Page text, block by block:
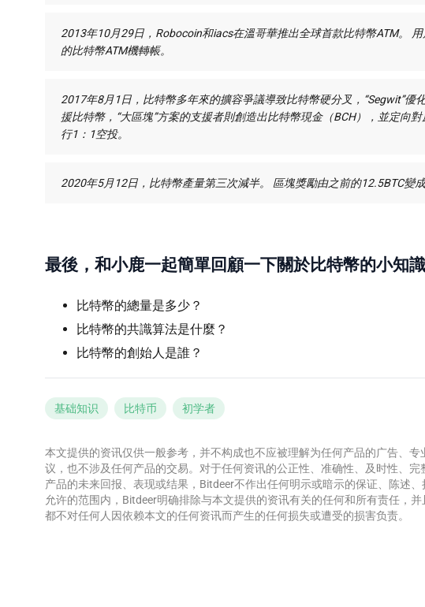
2013年10月29日，Robocoin和iacs在溫哥華推出全球首款比特幣ATM。
的比特幣ATM機轉帳。
2017年8月1日，比特幣多年來的擴容爭議導致比特幣硬分叉，“Segwit”優
援比特幣，“大區塊”方案的支援者則創造出比特幣現金（BCH），並定向
行1：1空投。
2020年5月12日，比特幣產量第三次減半。 區塊獎勵由之前的12.5BTC變成
最後，和小鹿一起簡單回顧一下關於比特幣的小知識
比特幣的總量是多少？
比特幣的共識算法是什麼？
比特幣的創始人是誰？
基础知识 比特币 初学者
本文提供的资讯仅供一般参考，并不构成也不应被理解为任何产品的广告、专
议，也不涉及任何产品的交易。对于任何资讯的公正性、准确性、及时性、
产品的未来回报、表现或结果，Bitdeer不作出任何明示或暗示的保证、陈述
允许的范围内，Bitdeer明确排除与本文提供的资讯有关的任何和所有责任，
都不对任何人因依赖本文的任何资讯而产生的任何损失或遭受的损害负责。